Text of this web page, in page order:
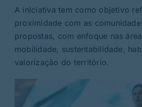
Rubricas
Jornal
A iniciativa tem como objetivo
proximidade com as
propostas, com enfoque nas
mobilidade, sustentabilidade,
valorização do território.